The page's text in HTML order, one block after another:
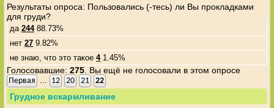
Результаты опроса: Пользовались (-тесь) ли Вы прокладками
для груди?
да244 88.73%
нет27 9.82%
не знаю, что это такое4 1.45%
Голосовавшие:275 . Вы ещё не голосовали в этом опросе
Первая 12 20 21 22
Грудное вскармливание